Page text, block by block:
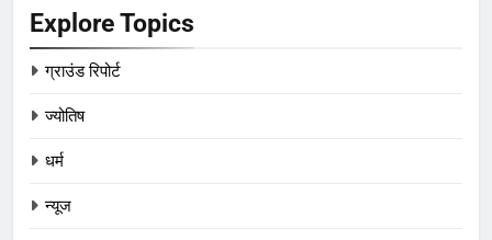
Explore Topics
ग्राउंड रिपोर्ट
ज्योतिष
धर्म
न्यूज